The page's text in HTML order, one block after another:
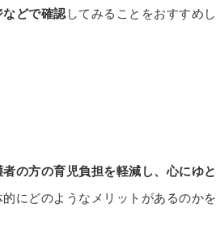
どで確認 してみることをおすすめし
者の方の育児負担を軽減し、心にゆと
的にどのようなメリットがあるのかを